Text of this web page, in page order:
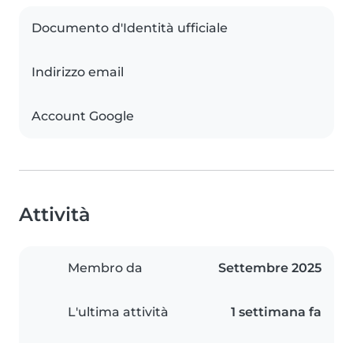
Documento d'Identità ufficiale
Indirizzo email
Account Google
Attività
Membro da Settembre 2025
L'ultima attività 1 settimana fa